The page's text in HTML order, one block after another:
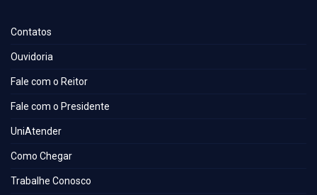
Contatos
Ouvidoria
Fale com o Reitor
Fale com o Presidente
UniAtender
Como Chegar
Trabalhe Conosco